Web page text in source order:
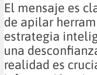
El mensaje es
de apilar
estrategia
una
realidad es